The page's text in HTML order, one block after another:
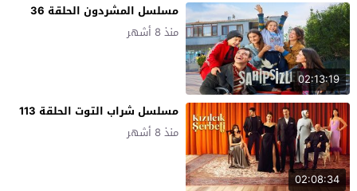
02:13:19
مسلسل المشردون الحلقة 36
منذ 8 أشهر
02:08:34
مسلسل شراب التوت الحلقة 113
منذ 8 أشهر